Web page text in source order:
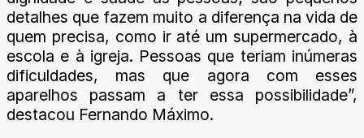
detalhes que fazem muito a diferença na vida de
quem precisa, como ir até um supermercado, à
escola e à igreja. Pessoas que teriam inúmeras
dificuldades, mas que agora com esses
aparelhos passam a ter essa possibilidade”,
destacou Fernando Máximo.